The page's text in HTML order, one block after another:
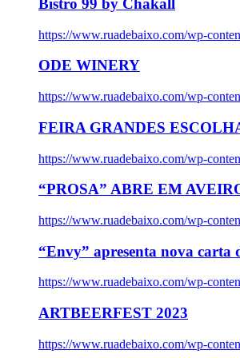
Bistro 99 by Chakall
https://www.ruadebaixo.com/wp-
ODE WINERY
https://www.ruadebaixo.com/wp-
FEIRA GRANDES
https://www.ruadebaixo.com/wp-
“PROSA” ABRE EM
https://www.ruadebaixo.com/wp-
“Envy” apresenta nova carta
https://www.ruadebaixo.com/wp-
ARTBEERFEST 2023
https://www.ruadebaixo.com/wp-